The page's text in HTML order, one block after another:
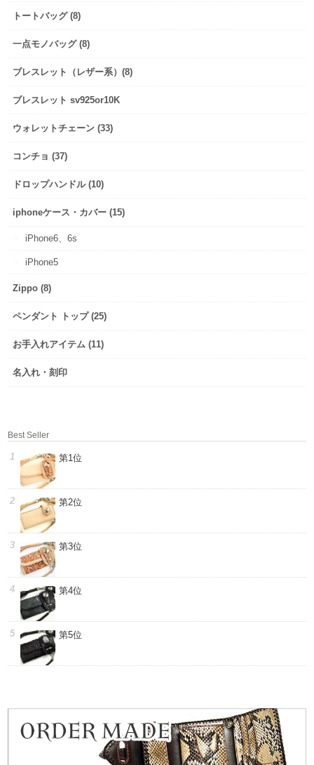
トートバッグ (8)
一点モノバッグ (8)
ブレスレット（レザー系）(8)
ブレスレット sv925or10K
ウォレットチェーン (33)
コンチョ (37)
ドロップハンドル (10)
iphoneケース・カバー (15)
iPhone6、6s
iPhone5
Zippo (8)
ペンダント トップ (25)
お手入れアイテム (11)
名入れ・刻印
Best Seller
第1位
第2位
第3位
第4位
第5位